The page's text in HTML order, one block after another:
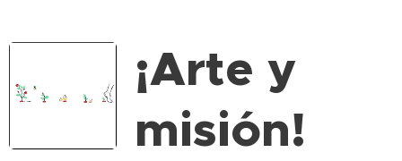
¡Arte y
misión!